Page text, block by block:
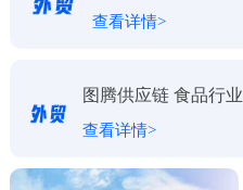
代理
查看详情>
图腾供应链 食品行
易
查看详情>